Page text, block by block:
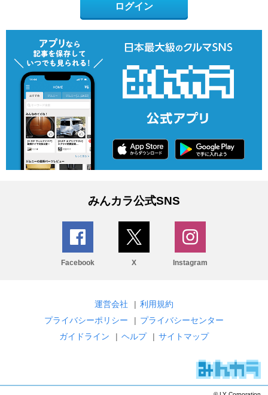
ログイン
みんカラ公式SNS
Facebook X Instagram
運営会社 | 利用規約
プライバシーポリシー
| プライバシーセンター
ガイドライン
| ヘルプ | サイトマップ